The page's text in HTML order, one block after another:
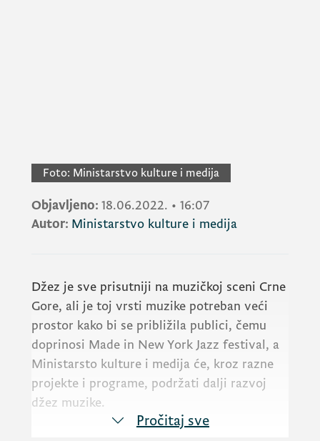
Foto: Ministarstvo kulture i medija
Objavljeno: 18.06.2022. • 16:07
Autor: Ministarstvo kulture i medija
Džez je sve prisutniji na muzičkoj sceni Crne
Gore, ali je toj vrsti muzike potreban veći
prostor kako bi se približila publici, čemu
doprinosi Made in New York Jazz festival, a
Ministarsto kulture i medija će, kroz razne
projekte i programe, podržati dalji razvoj
džez muzike.
Pročitaj sve